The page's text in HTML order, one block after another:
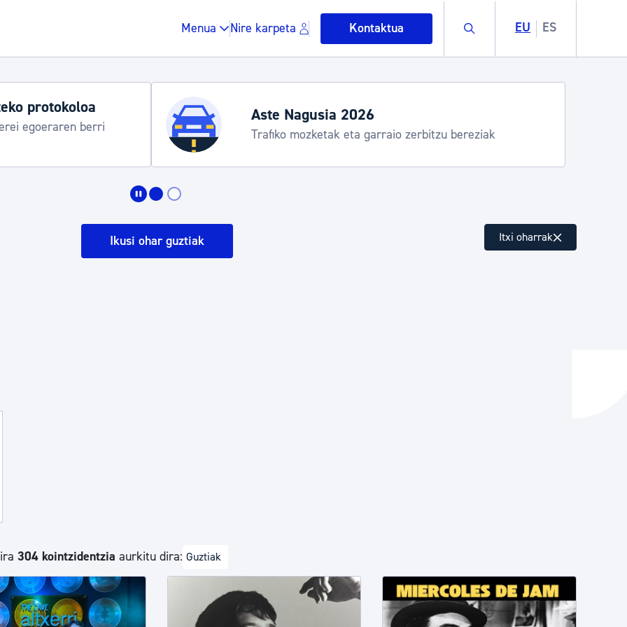
Menua Nire karpeta Kontaktua Buscar EU ES
Gune publikoa, hondakinak eta ingurumena
Udako ordutegiak eta zerbitzuak
Udalinfo, Donostia Kirola, Donostia Kultura, San Telmo,
Urgull, Hondalea, Turismoa
Ikusi ohar guztiak Itxi oharrak
304 kointzidentzia aurkitu dira: Guztiak